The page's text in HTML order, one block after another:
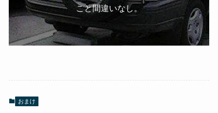
こと間違いなし。
おまけ